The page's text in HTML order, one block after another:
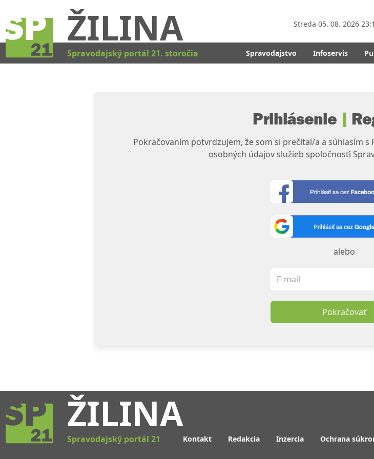
ŽILINA Streda 05. 08. 2026
Spravodajský portál 21. storočia Spravodajstvo Infoservis
Prihlásenie |
Pokračovaním potvrdzujem, že som si prečítal/a a súhlasím
osobných údajov služieb spoločnosťi
alebo
Pokračovať
ŽILINA
Spravodajský portál 21 Kontakt Redakcia Inzercia Ochrana